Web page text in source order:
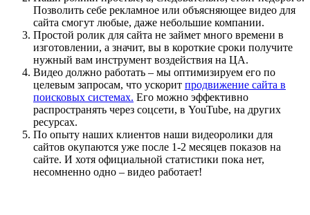
Позволить себе рекламное или объясняющее видео для
сайта смогут любые, даже небольшие компании.
Простой ролик для сайта не займет много времени в
изготовлении, а значит, вы в короткие сроки получите
нужный вам инструмент воздействия на ЦА.
Видео должно работать – мы оптимизируем его по
целевым запросам, что ускорит продвижение сайта в
поисковых системах. Его можно эффективно
распространять через соцсети, в YouTube, на других
ресурсах.
По опыту наших клиентов наши видеоролики для
сайтов окупаются уже после 1-2 месяцев показов на
сайте. И хотя официальной статистики пока нет,
несомненно одно – видео работает!